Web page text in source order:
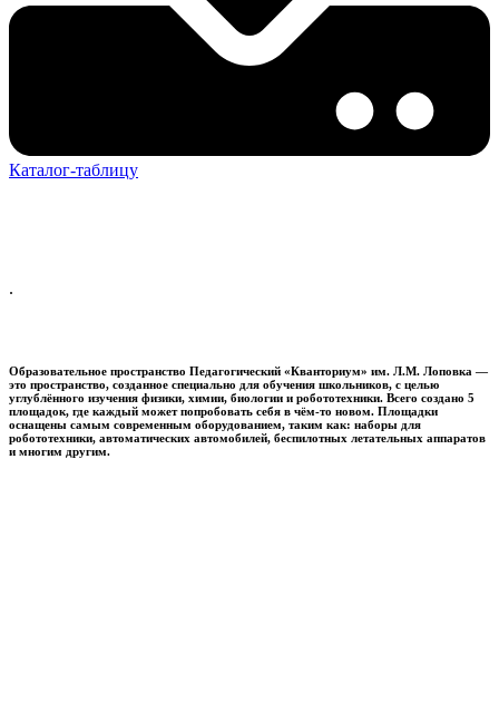
Каталог-таблицу
.
Образовательное пространство Педагогический «Кванториум» им. Л.М. Лоповка —
это пространство, созданное специально для обучения школьников, с целью
углублённого изучения физики, химии, биологии и робототехники. Всего создано 5
площадок, где каждый может попробовать себя в чём-то новом. Площадки
оснащены самым современным оборудованием, таким как: наборы для
робототехники, автоматических автомобилей, беспилотных летательных аппаратов
и многим другим.